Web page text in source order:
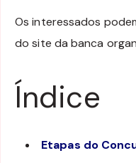
Os interessados
do site da banca
Índice
Etapas do